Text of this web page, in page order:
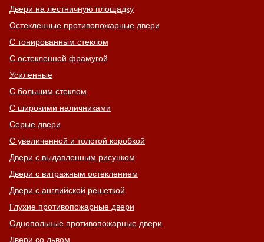
Двери на лестничную площадку
Остекленные противопожарные двери
С тонированным стеклом
С остекленной фрамугой
Усиленные
С большим стеклом
С широкими наличниками
Серые двери
С увеличенной и толстой коробкой
Двери с выдавленным рисунком
Двери с витражным остеклением
Двери с английской решеткой
Глухие противопожарные двери
Однопольные противопожарные двери
Двери со львом